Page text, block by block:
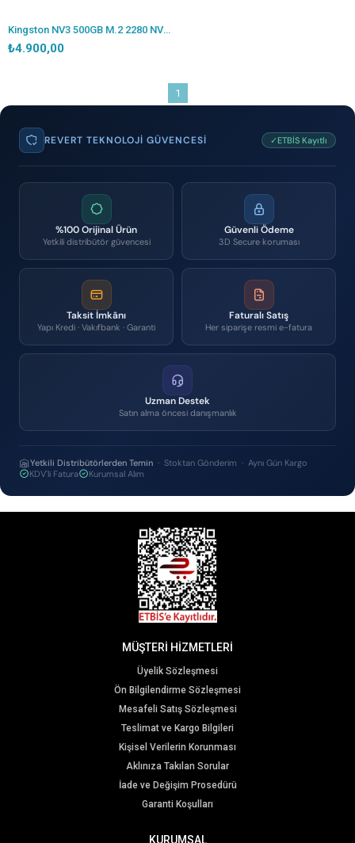
Kingston NV3 500GB M.2 2280 NVMe PCIe 4.0 SSD (5000-3000MB/s) SNV3S/500G
₺4.900,00
1
REVERT TEKNOLOJI GÜVENCESI ✓ETBİS Kayıtlı
%100 Orijinal Ürün
Yetkili distribütör güvencesi
Güvenli Ödeme
3D Secure koruması
Taksit İmkânı
Yapı Kredi · Vakıfbank · Garanti
Faturalı Satış
Her siparişe resmi e-fatura
Uzman Destek
Satın alma öncesi danışmanlık
Yetkili Distribütörlerden Temin · Stoktan Gönderim · Aynı Gün Kargo
KDV'li Fatura
Kurumsal Alım
MÜŞTERİ HİZMETLERİ
Üyelik Sözleşmesi
Ön Bilgilendirme Sözleşmesi
Mesafeli Satış Sözleşmesi
Teslimat ve Kargo Bilgileri
Kişisel Verilerin Korunması
Aklınıza Takılan Sorular
İade ve Değişim Prosedürü
Garanti Koşulları
KURUMSAL